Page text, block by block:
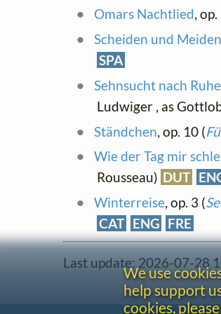
Omars Nachtlied, op.
Scheiden und Meiden
SPA
Sehnsucht nach Ruhe
Ludwiger , as
Ständchen, op. 10 (
Wie der Tag mir
Rousseau) DUT
Winterreise, op. 3 (
CAT ENG FRE
Last update: 2026-07-28
We use
help support
cookies,